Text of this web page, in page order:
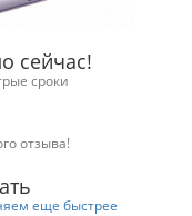
сейчас!
сроки
отзыва!
еще быстрее